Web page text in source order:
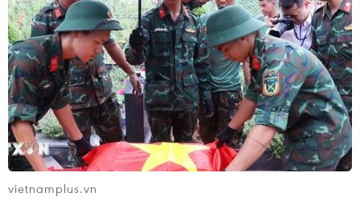
vietnamplus.vn